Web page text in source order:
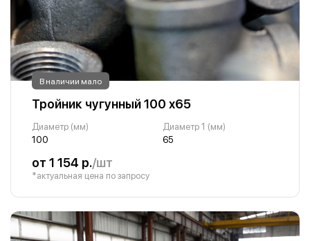
В наличии мало
Тройник чугунный 100 х65
Диаметр (мм)
100
Диаметр 1 (мм)
65
от 1 154 р./шт
*актуальная цена по запросу